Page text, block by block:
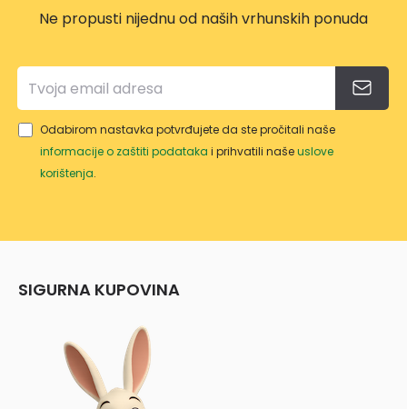
Ne propusti nijednu od naših vrhunskih ponuda
Odabirom nastavka potvrđujete da ste pročitali naše
informacije o zaštiti podataka i prihvatili našeuslove
korištenja.
SIGURNA KUPOVINA